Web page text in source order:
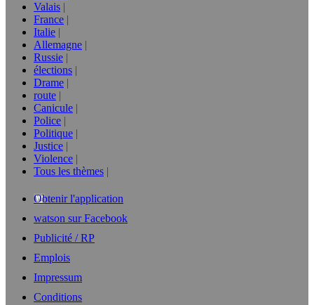
Valais
France
Italie
Allemagne
Russie
élections
Drame
route
Canicule
Police
Politique
Justice
Violence
Tous les thèmes
Obtenir l'application
watson sur Facebook
Publicité / RP
Emplois
Impressum
Conditions